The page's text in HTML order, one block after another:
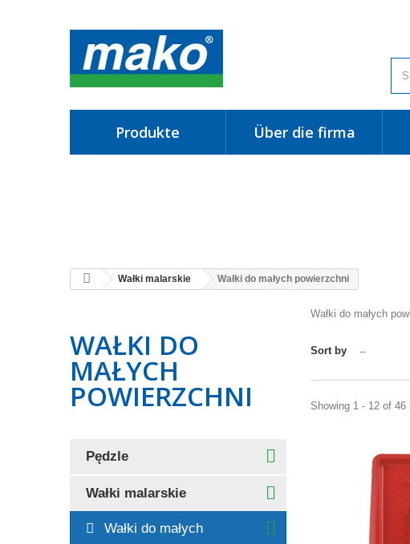
produkte über die firma
Wałki malarskie Wałki do małych powierzchni
WAŁKI DO
MAŁYCH
POWIERZCHNI
Pędzle
Wałki malarskie
Wałki do małych
Wałki do małych
Sort by --
Showing 1 - 12 of 46